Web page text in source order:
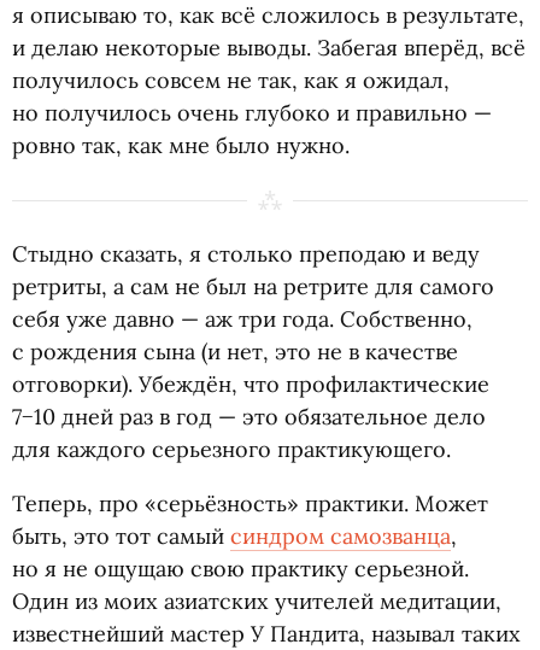
я описываю то, как всё сложилось в результате,
и делаю некоторые выводы. Забегая вперёд, всё
получилось совсем не так, как я ожидал,
но получилось очень глубоко и правильно —
ровно так, как мне было нужно.
Стыдно сказать, я столько преподаю и веду
ретриты, а сам не был на ретрите для самого
себя уже давно — аж три года. Собственно,
с рождения сына (и нет, это не в качестве
отговорки). Убеждён, что профилактические
7−10 дней раз в год — это обязательное дело
для каждого серьезного практикующего.
Теперь, про «серьёзность» практики. Может
быть, это тот самый синдром самозванца,
но я не ощущаю свою практику серьезной.
Один из моих азиатских учителей медитации,
известнейший мастер У Пандита, называл таких